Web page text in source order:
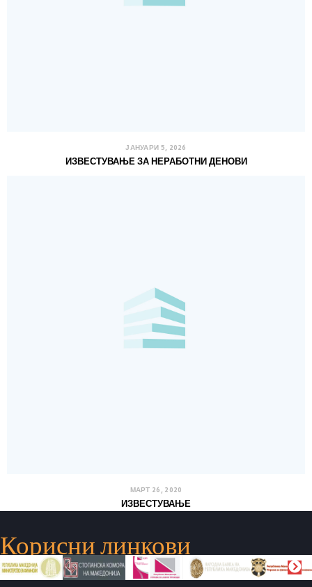
ЈАНУАРИ 5, 2026
ИЗВЕСТУВАЊЕ ЗА НЕРАБОТНИ ДЕНОВИ
МАРТ 26, 2020
ИЗВЕСТУВАЊЕ
Корисни линкови